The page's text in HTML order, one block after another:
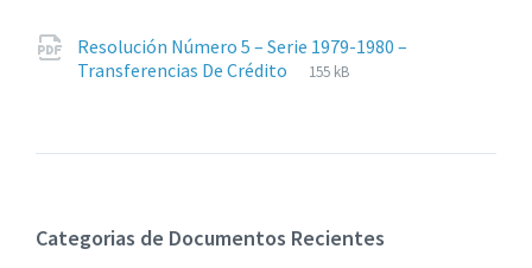
Resolución Número 5 – Serie 1979-1980 –
Transferencias De Crédito
Extensiones
pdf
Tamaño
155 kB
Categorias de Documentos Recientes